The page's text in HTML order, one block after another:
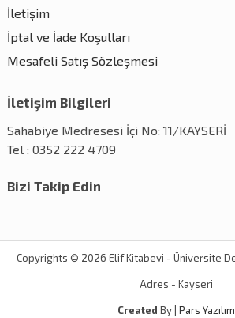
İletişim
İptal ve İade Koşulları
Mesafeli Satış Sözleşmesi
İletişim Bilgileri
Sahabiye Medresesi İçi No: 11/KAYSERİ
Tel : 0352 222 4709
Bizi Takip Edin
Copyrights © 2026 Elif Kitabevi - Üniversite
Adres - Kayseri
Created By |Pars Yazılım